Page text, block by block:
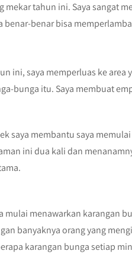
mekar tahun ini. Saya sangat
benar-benar bisa
ini, saya memperluas ke
bunga itu. Saya membuat
saya membantu saya
ini dua kali dan
mulai menawarkan karangan
banyaknya orang yang
karangan bunga setiap